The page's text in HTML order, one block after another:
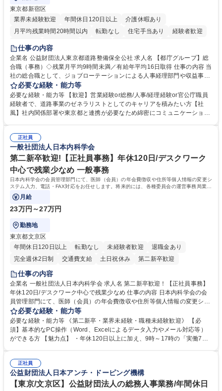
東京都新宿区
業界未経験歓迎
年間休日120日以上
介護休暇あり
月平均残業時間20時間以内
転勤なし 住宅手当あり
経験者歓迎
研修あり
退職金あり
駅近5分以内
資格取得手当あり 食事補助あり
仕事の内容
企業名 公益財団法人東京都道路整備保全公社 求人名 【都庁グループ】総
合職（事務）◇残業月平均9時間未満／有給年平均16日取得 仕事の内容 当
社の総合職として、ジョブローテーションによる人事経理部門や収益事業
等のフロント部門の部署等幅広い部署での業務をお任せいたします。研修
制度やキャリア支援が充実しております！ ※下記業務詳細 【業務詳細】■
管理部門：広報、人事、経理など当公社の運営に係る管理業務 ■収益部
門：駐車場の新規開拓、管理運営、新宿駅西口広場の「イベントコーナ
道路施設や道路工事現場の見学ツアー事業 ※入社後は上記いずれかの部門
へ配属。※業務内容変更の範囲：会社の定める業務 募集職種 【都庁グル
ープ】総合職（事務）◇残業月平均9時間未満／有給年平均16日取得
必要な経験・能力等
必要な経験・能力等 【歓迎】営業経験or総務/人事/経理経験or官公庁職員
経験者で、道路事業のゼネラリストとしてのキャリアを積みたい方【社
風】社内関係部署や東京都と連携が必要なため綿密にコミュニケーション
部門など多岐に渡る業務を経験できます。 ■様々なプロジェクト：駐車場
事業の他、新宿駅西口広場内に設置された照明を兼ねた広告「ブライトサ
イン」の管理運営を行うなど、事業収益を生み出す活動を積極的に行って
います。 学歴・資格 学歴：大学院 大学 高専 短大 専修学校 高校 語学力：
資格：
正社員
一般社団法人日本内科学会
第二新卒歓迎!【正社員事務】年休120日/デスクワーク
中心で残業少なめ 一般事務
日本内科学会の会員管理部門にて、医師（会員）の年会費徴収や住所等個人情報の変更シ
ステム入力、電話・FAX対応をお任せします。将来的には、各種委員会の運営事務局業務
などにも幅広く携わっていただきます。
月給
23万円～27万円
勤務地
東京都文京区
年間休日120日以上
転勤なし 未経験者歓迎
退職金あり
完全週休2日制
交通費支給 土日祝休み 第二新卒歓迎
仕事の内容
企業名 一般社団法人日本内科学会 求人名 第二新卒歓迎！【正社員事務】
年休120日/デスクワーク中心で残業少なめ 仕事の内容 日本内科学会の会
員管理部門にて、医師（会員）の年会費徴収や住所等個人情報の変更シス
テム入力、電話・FAX対応をお任せします。将来的には、各種委員会の運
営事務局業務などにも幅広く携わっていただきます。 【会員管理・データ
入力業務】 ・医師（会員）の住所変更、個人情報のシステム登録・更新
・年会費の徴収管理や入金データの照合確認 【問い合わせ対応】 ・会員
年休120日/デスクワーク中心で残業少なめ
必要な経験・能力等
必要な経験・能力等 《第二新卒・業界未経験・職種未経験歓迎》 【必
須】基本的なPC操作（Word、Excelによるデータ入力やメール対応等）
ができる方 【魅力点】 ・年休120日以上に加え、9時～17時の「実働7時
整、資料作成、当日の運営サポート 学歴・資格 学歴：大学院 大学 語学
力： 資格：
正社員
公益財団法人日本アンチ・ドーピング機構
【東京/文京区】公益財団法人の総務人事業務/年間休日